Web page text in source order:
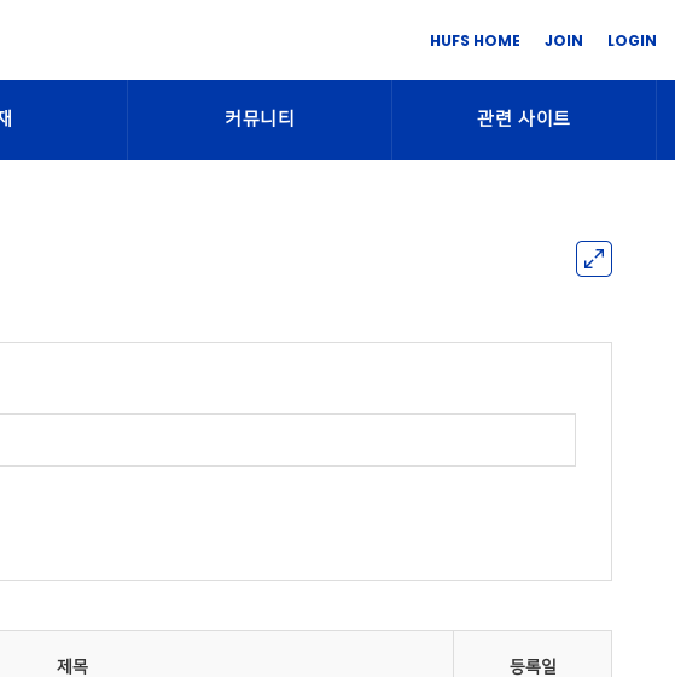
HUFS HOME JOIN LOGIN
커뮤니티 관련 사이트
제목 등록일